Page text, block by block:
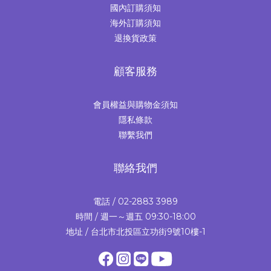
國內訂購須知
海外訂購須知
退換貨政策
顧客服務
會員權益與購物金須知
隱私條款
聯繫我們
聯絡我們
電話 / 02-2883 3989
時間 / 週一～週五 09:30-18:00
地址 / 台北市北投區立功街9號10樓-1